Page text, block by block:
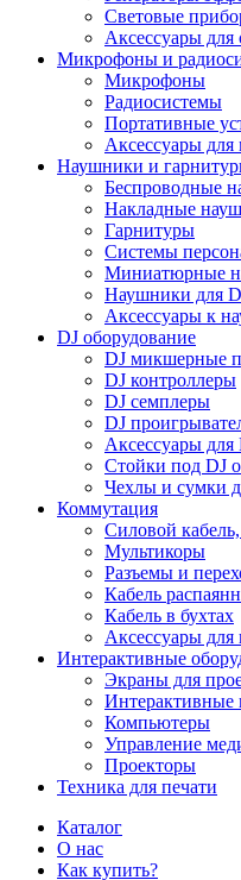
Световые
Аксессуары для
Микрофоны и
Микрофоны
Радиосистемы
Портативные
Аксессуары
Наушники и
Беспроводные
Накладные
Гарнитуры
Системы
Миниатюрные
Наушники для
Аксессуары к
DJ оборудование
DJ микшерные
DJ контроллеры
DJ семплеры
DJ
Аксессуары для
Стойки под DJ
Чехлы и сумки
Коммутация
Силовой
Мультикоры
Разъемы и
Кабель
Кабель в бухтах
Аксессуары
Интерактивные
Экраны для
Интерактивные
Компьютеры
Управление
Проекторы
Техника для печати
Каталог
О нас
Как купить?